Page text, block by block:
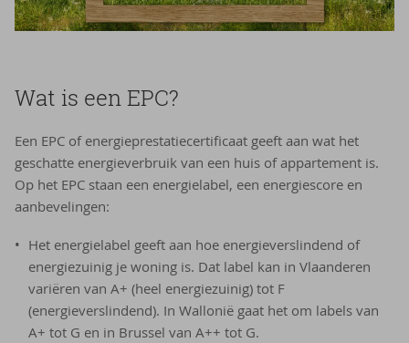
Wat is een EPC?
Een EPC of energieprestatiecertificaat geeft aan wat het
geschatte energieverbruik van een huis of appartement is.
Op het EPC staan een energielabel, een energiescore en
aanbevelingen:
Het energielabel geeft aan hoe energieverslindend of
energiezuinig je woning is. Dat label kan in Vlaanderen
variëren van A+ (heel energiezuinig) tot F
(energieverslindend). In Wallonië gaat het om labels van
A+ tot G en in Brussel van A++ tot G.